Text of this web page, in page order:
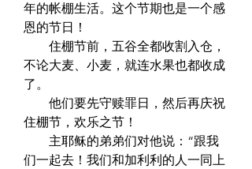
年的帐棚生活。这个节期也是一个感
恩的节日！
住棚节前，五谷全都收割入仓，
不论大麦、小麦，就连水果也都收成
了。
他们要先守赎罪日，然后再庆祝
住棚节，欢乐之节！
主耶稣的弟弟们对他说：“跟我
们一起去！我们和加利利的人一同上